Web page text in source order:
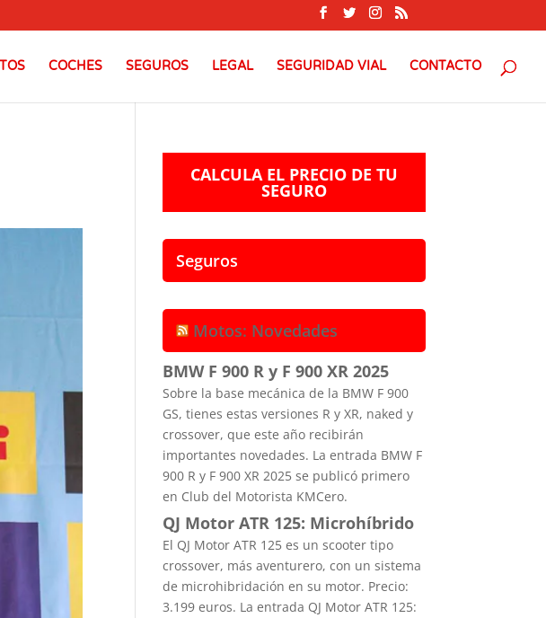
COCHES SEGUROS LEGAL SEGURIDAD VIAL CONTACTO
CALCULA EL PRECIO DE TU
SEGURO
Seguros
Motos: Novedades
BMW F 900 R y F 900 XR 2025
Sobre la base mecánica de la BMW F 900
GS, tienes estas versiones R y XR, naked y
crossover, que este año recibirán
importantes novedades. La entrada BMW F
900 R y F 900 XR 2025 se publicó primero
en Club del Motorista KMCero.
QJ Motor ATR 125: Microhíbrido
El QJ Motor ATR 125 es un scooter tipo
crossover, más aventurero, con un sistema
de microhibridación en su motor. Precio:
3.199 euros. La entrada QJ Motor ATR 125: